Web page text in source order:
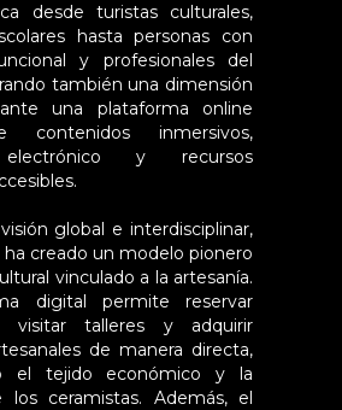
desde turistas culturales,
hasta personas con
y profesionales del
también una dimensión
una plataforma online
contenidos inmersivos,
y recursos
global e interdisciplinar,
ha creado un modelo pionero
vinculado a la artesanía.
digital permite reservar
visitar talleres y adquirir
de manera directa,
el tejido económico y la
los ceramistas. Además, el